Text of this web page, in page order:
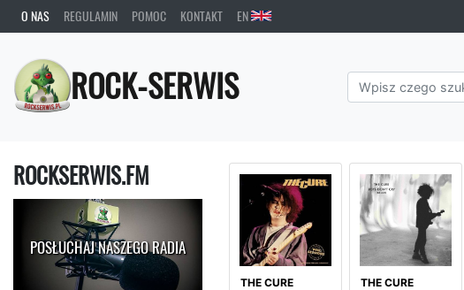
O NAS REGULAMIN POMOC KONTAKT EN
ROCK-SERWIS
ROCKSERWIS.FM
POSŁUCHAJ NASZEGO RADIA
THE CURE
THE CURE